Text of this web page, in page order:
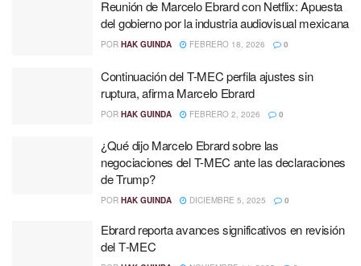
Reunión de Marcelo Ebrard con Netflix: Apuesta
del gobierno por la industria audiovisual mexicana
POR HAK GUINDA FEBRERO 18, 2026 0
Continuación del T-MEC perfila ajustes sin
ruptura, afirma Marcelo Ebrard
POR HAK GUINDA FEBRERO 2, 2026 0
¿Qué dijo Marcelo Ebrard sobre las
negociaciones del T-MEC ante las declaraciones
de Trump?
POR HAK GUINDA DICIEMBRE 5, 2025 0
Ebrard reporta avances significativos en revisión
del T‑MEC